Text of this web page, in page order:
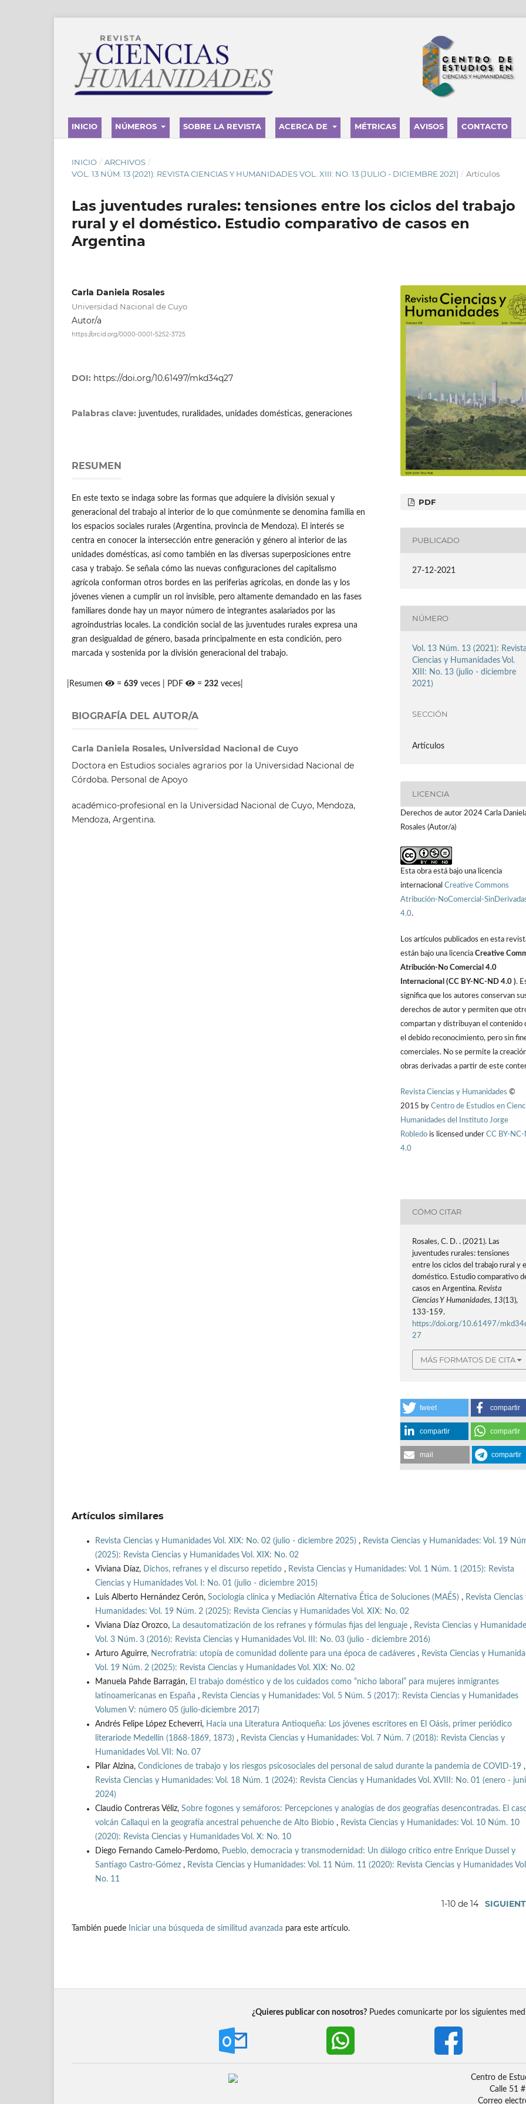
INICIO NÚMEROS SOBRE LA REVISTA ACERCA DE MÉTRICAS AVISOS CONTACTO
INICIO / ARCHIVOS /
VOL. 13 NÚM. 13 (2021): REVISTA CIENCIAS Y HUMANIDADES VOL. XIII: NO. 13 (JULIO - DICIEMBRE 2021) / Artículos
Las juventudes rurales: tensiones entre los ciclos del trabajo
rural y el doméstico. Estudio comparativo de casos en
Argentina
Carla Daniela Rosales
Universidad Nacional de Cuyo
Autor/a
https://orcid.org/0000-0001-5252-3725
DOI: https://doi.org/10.61497/mkd34q27
Palabras clave: juventudes, ruralidades, unidades domésticas, generaciones
RESUMEN
En este texto se indaga sobre las formas que adquiere la división sexual y
generacional del trabajo al interior de lo que comúnmente se denomina familia en
los espacios sociales rurales (Argentina, provincia de Mendoza). El interés se
centra en conocer la intersección entre generación y género al interior de las
unidades domésticas, así como también en las diversas superposiciones entre
casa y trabajo. Se señala cómo las nuevas configuraciones del capitalismo
agrícola conforman otros bordes en las periferias agrícolas, en donde las y los
jóvenes vienen a cumplir un rol invisible, pero altamente demandado en las fases
familiares donde hay un mayor número de integrantes asalariados por las
agroindustrias locales. La condición social de las juventudes rurales expresa una
gran desigualdad de género, basada principalmente en esta condición, pero
marcada y sostenida por la división generacional del trabajo.
|Resumen =639 veces | PDF =232 veces|
BIOGRAFÍA DEL AUTOR/A
Carla Daniela Rosales, Universidad Nacional de Cuyo
Doctora en Estudios sociales agrarios por la Universidad Nacional de
Córdoba. Personal de Apoyo
académico-profesional en la Universidad Nacional de Cuyo, Mendoza,
Mendoza, Argentina.
PDF
PUBLICADO
27-12-2021
NÚMERO
Vol. 13 Núm. 13 (2021): Revista
Ciencias y Humanidades Vol.
XIII: No. 13 (julio - diciembre
2021)
SECCIÓN
Artículos
LICENCIA
Derechos de autor 2024 Carla
Rosales (Autor/a)
Esta obra está bajo una licencia
internacional Creative Commons
Atribución-NoComercial-
4.0.
Los artículos publicados en esta
están bajo una licencia Creative
Atribución-No Comercial 4.0
Internacional (CC BY-NC-ND 4.0 ).
significa que los autores conservan
derechos de autor y permiten que
compartan y distribuyan el contenido
el debido reconocimiento, pero sin
comerciales. No se permite la
obras derivadas a partir de este
Revista Ciencias y Humanidades ©
2015 by Centro de Estudios en
Humanidades del Instituto Jorge
Robledo is licensed under CC BY-
4.0
CÓMO CITAR
Rosales, C. D. . (2021). Las
juventudes rurales: tensiones
entre los ciclos del trabajo rural y el
doméstico. Estudio comparativo
casos en Argentina.Revista
Ciencias Y Humanidades, 13(13),
133-159.
https://doi.org/10.61497/
27
MÁS FORMATOS DE CITA
tweet compartir
compartir compartir
mail compartir
Artículos similares
Revista Ciencias y Humanidades Vol. XIX: No. 02 (julio - diciembre 2025) , Revista Ciencias y Humanidades: Vol. 19
(2025): Revista Ciencias y Humanidades Vol. XIX: No. 02
Viviana Díaz, Dichos, refranes y el discurso repetido , Revista Ciencias y Humanidades: Vol. 1 Núm. 1 (2015): Revista
Ciencias y Humanidades Vol. I: No. 01 (julio - diciembre 2015)
Luis Alberto Hernández Cerón, Sociología clínica y Mediación Alternativa Ética de Soluciones (MAÉS) , Revista Ciencias
Humanidades: Vol. 19 Núm. 2 (2025): Revista Ciencias y Humanidades Vol. XIX: No. 02
Viviana Díaz Orozco, La desautomatización de los refranes y fórmulas fijas del lenguaje , Revista Ciencias y
Vol. 3 Núm. 3 (2016): Revista Ciencias y Humanidades Vol. III: No. 03 (julio - diciembre 2016)
Arturo Aguirre, Necrofratría: utopía de comunidad doliente para una época de cadáveres , Revista Ciencias y
Vol. 19 Núm. 2 (2025): Revista Ciencias y Humanidades Vol. XIX: No. 02
Manuela Pahde Barragán, El trabajo doméstico y de los cuidados como “nicho laboral” para mujeres inmigrantes
latinoamericanas en España , Revista Ciencias y Humanidades: Vol. 5 Núm. 5 (2017): Revista Ciencias y Humanidades
Volumen V: número 05 (julio-diciembre 2017)
Andrés Felipe López Echeverri, Hacia una Literatura Antioqueña: Los jóvenes escritores en El Oásis, primer periódico
literariode Medellín (1868-1869, 1873) , Revista Ciencias y Humanidades: Vol. 7 Núm. 7 (2018): Revista Ciencias y
Humanidades Vol. VII: No. 07
Pilar Alzina, Condiciones de trabajo y los riesgos psicosociales del personal de salud durante la pandemia de COVID-19 ,
Revista Ciencias y Humanidades: Vol. 18 Núm. 1 (2024): Revista Ciencias y Humanidades Vol. XVIII: No. 01 (enero -
2024)
Claudio Contreras Véliz, Sobre fogones y semáforos: Percepciones y analogías de dos geografías desencontradas. El
volcán Callaqui en la geografía ancestral pehuenche de Alto Biobío , Revista Ciencias y Humanidades: Vol. 10 Núm. 10
(2020): Revista Ciencias y Humanidades Vol. X: No. 10
Diego Fernando Camelo-Perdomo, Pueblo, democracia y transmodernidad: Un diálogo crítico entre Enrique Dussel y
Santiago Castro-Gómez , Revista Ciencias y Humanidades: Vol. 11 Núm. 11 (2020): Revista Ciencias y Humanidades
No. 11
1-10 de 14
También puede Iniciar una búsqueda de similitud avanzada para este artículo.
¿Quieres publicar con nosotros?Puedes comunicarte por los siguientes
Centro de
Calle 51
Correo